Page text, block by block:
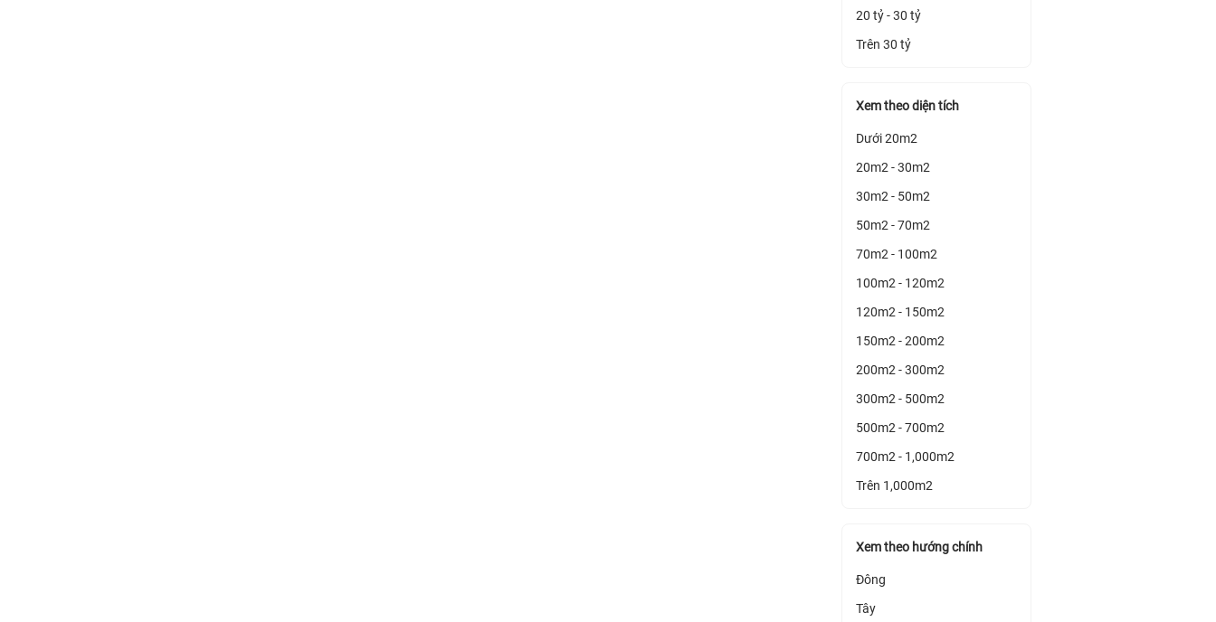
20 tỷ - 30 tỷ
Trên 30 tỷ
Xem theo diện tích
Dưới 20m2
20m2 - 30m2
30m2 - 50m2
50m2 - 70m2
70m2 - 100m2
100m2 - 120m2
120m2 - 150m2
150m2 - 200m2
200m2 - 300m2
300m2 - 500m2
500m2 - 700m2
700m2 - 1,000m2
Trên 1,000m2
Xem theo hướng chính
Đông
Tây